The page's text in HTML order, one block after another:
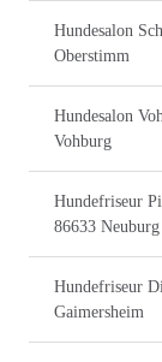
Hundesalon
Oberstimm
Hundesalon
Vohburg
Hundefriseur
86633 Neuburg
Hundefriseur
Gaimersheim